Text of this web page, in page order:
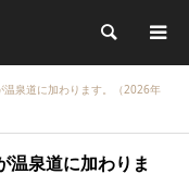
検索
泉道に加わります。（2026年
温泉道に加わりま